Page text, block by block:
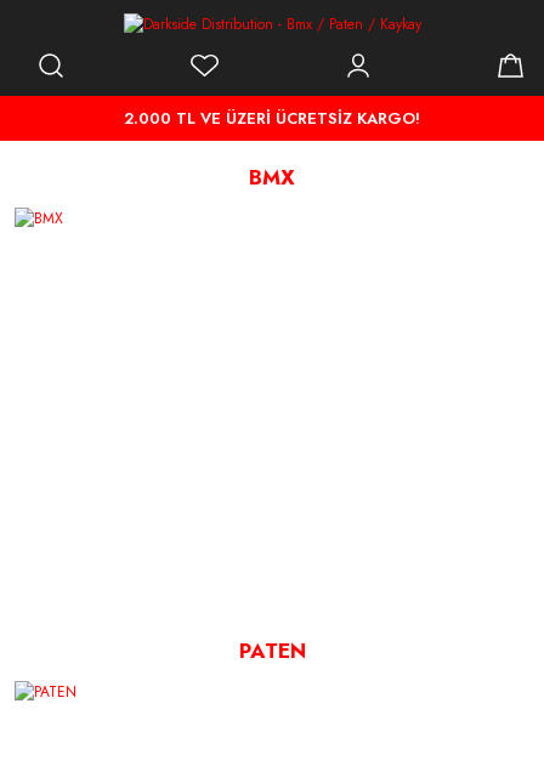
2.000 TL VE ÜZERİ ÜCRETSİZ KARGO!
BMX
PATEN